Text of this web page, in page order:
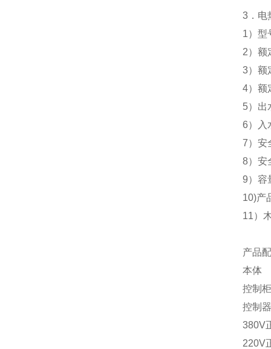
3．电
1）型
2）额
3）额
4）额
5）出
6）入
7）安
8）安
9）容
10)产
11）
产品
本体
控制柜
控制器
380V
220V